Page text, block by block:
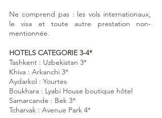
Ne comprend pas : les vols internationaux,
le visa et toute autre prestation non-
mentionnée.
HOTELS CATEGORIE 3-4*
Tashkent : Uzbekistan 3*
Khiva : Arkanchi 3*
Aydarkol : Yourtes
Boukhara : Lyabi House boutique hôtel
Samarcande : Bek 3*
Tcharvak : Avenue Park 4*